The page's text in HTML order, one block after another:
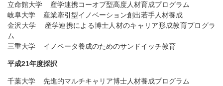
立命館大学 産学連携コーオプ型高度人材育成プログラム
岐阜大学 産業牽引型イノベーション創出若手人材養成
金沢大学 産学連携による博士人材のキャリア形成教育プログラ
ム
三重大学 イノベータ養成のためのサンドイッチ教育
平成21年度採択
千葉大学 先進的マルチキャリア博士人材養成プログラム